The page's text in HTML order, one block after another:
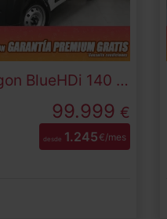
Furgon BlueHDi 140 S&S 35 L2H2 103 kW (140 CV)
99.999 €
desde 1.245€/mes